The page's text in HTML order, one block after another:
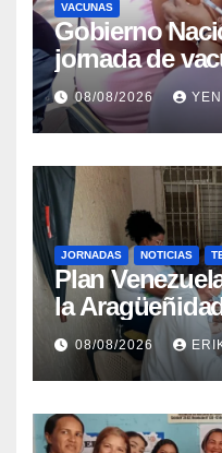
VACUNAS
Gobierno
jornada de
Guaira para
epidemiológica
08/08/2026
JORNADAS NOTICIAS
Plan
la
atención
Aragua
08/08/2026